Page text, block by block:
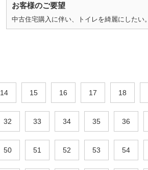
お客様のご要望
中古住宅購入に伴い、トイレを綺麗にしたい。
14 15 16 17 18
32 33 34 35 36
50 51 52 53 54